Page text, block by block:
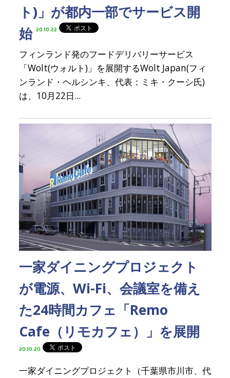
ト)」が都内一部でサービス開
始 20.10.22
フィンランド発のフードデリバリーサービス
「Wolt(ウォルト)」を展開するWolt Japan(フィ
ンランド・ヘルシンキ、代表：ミキ・クーシ氏)
は、10月22日...
一家ダイニングプロジェクト
が電源、Wi-Fi、会議室を備え
た24時間カフェ「Remo
Cafe（リモカフェ）」を展開
20.10.20
一家ダイニングプロジェクト（千葉県市川市、代